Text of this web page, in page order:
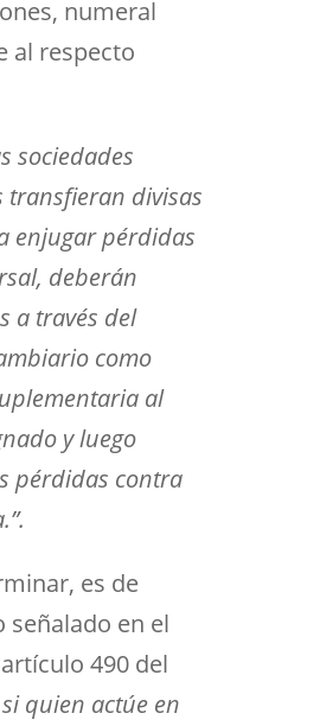
numeral
al respecto
sociedades
transfieran divisas
enjugar pérdidas
deberán
a través del
como
al
y luego
pérdidas contra
es de
señalado en el
490 del
quien actúe en